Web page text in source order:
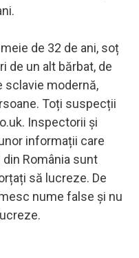
de 32 de ani, soț
de un alt bărbat, de
sclavie modernă,
Toți suspecții
Inspectorii și
informații care
România sunt
să lucreze. De
nume false și nu